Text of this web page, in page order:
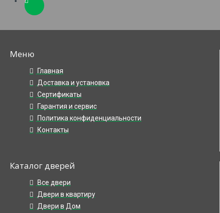
Меню
Главная
Доставка и установка
Сертификаты
Гарантия и сервис
Политика конфиденциальности
Контакты
Каталог дверей
Все двери
Двери в квартиру
Двери в Дом